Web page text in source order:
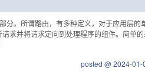
分。所谓路由，有多种定义，对于应用层
求并将请求定向到处理程序的组件。简单
posted @ 2024-